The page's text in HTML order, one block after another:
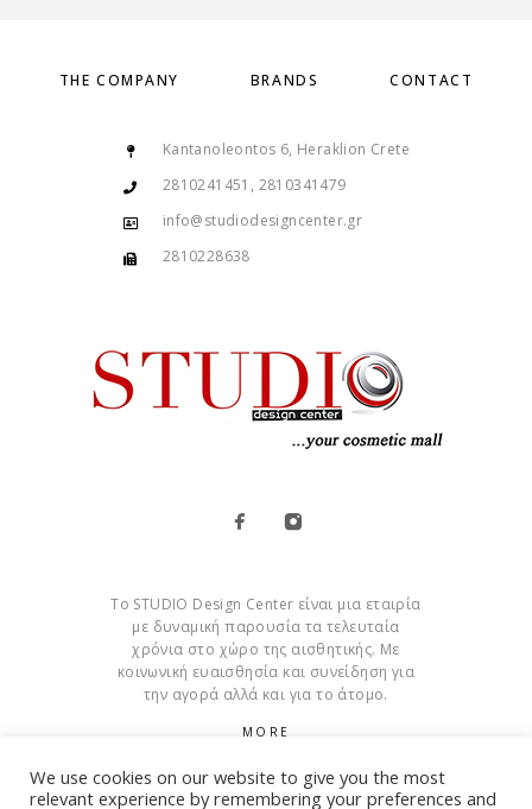
THE COMPANY BRANDS CONTACT
Kantanoleontos 6, Heraklion Crete
2810241451, 2810341479
info@studiodesigncenter.gr
2810228638
Το STUDIO Design Center είναι μια εταιρία
με δυναμική παρουσία τα τελευταία
χρόνια στο χώρο της αισθητικής. Με
κοινωνική ευαισθησία και συνείδηση για
την αγορά αλλά και για το άτομο.
MORE
Cookies
We use cookies on our website to give you the most
relevant experience by remembering your preferences and